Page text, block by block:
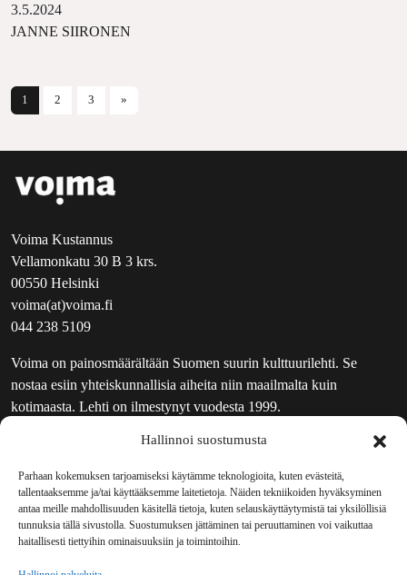
Hallinnoi suostumusta
Parhaan kokemuksen tarjoamiseksi käytämme teknologioita, kuten evästeitä,
tallentaaksemme ja/tai käyttääksemme laitetietoja. Näiden tekniikoiden hyväksyminen
antaa meille mahdollisuuden käsitellä tietoja, kuten selauskäyttäytymistä tai yksilöllisiä
tunnuksia tällä sivustolla. Suostumuksen jättäminen tai peruuttaminen voi vaikuttaa
haitallisesti tiettyihin ominaisuuksiin ja toimintoihin.
3.5.2024
JANNE SIIRONEN
Artikkelien selaus
1 2 3 »
Voima Kustannus
Vellamonkatu 30 B 3 krs.
00550 Helsinki
voima(at)voima.fi
044 238 5109
Voima on painosmäärältään Suomen suurin kulttuurilehti. Se
nostaa esiin yhteiskunnallisia aiheita niin maailmalta kuin
kotimaasta. Lehti on ilmestynyt vuodesta 1999.
UUTISKIRJE
MAINOSTAJILLE
VASTAMAINOKSET
JAKELUPAIKAT
REKISTERISELOSTE